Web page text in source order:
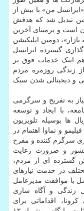
«ایرانسل من» با بیش از
تبدیل شد که هدفش
است و برمبنای آخرین
بازار»، دومین اپلیکیشن
گسترده ایرانسل
اینک خدمات فوق بر
زندگی روزمره مردم
و دیجیتالی شدن سبک
به تفریح و سرگرمی
با ایجاد و توسعه
ها بوسیله تلویزیون
و نماوا اهتمام در
سرگرم کننده و مفرح
و ضرورت رعایت
گسترده ای از مردم،
در خدمت نیازهای
با موافقت مدیرعامل
زندگی و آگاه سازی
اقداماتی برای